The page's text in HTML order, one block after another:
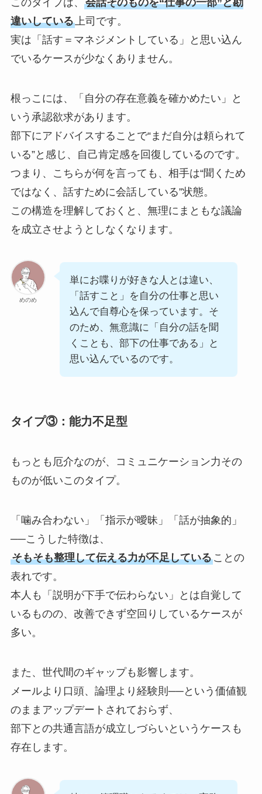
このタイプは、 会話そのものを“仕事の一部”と勘
違いしている上司です。
実は「話す＝マネジメントしている」と思い込ん
でいるケースが少なくありません。
根っこには、「自分の存在意義を確かめたい」と
いう承認欲求があります。
部下にアドバイスすることで“まだ自分は頼られて
いる”と感じ、自己肯定感を回復しているのです。
つまり、こちらが何を言っても、相手は“聞くため
ではなく、話すために会話している”状態。
この構造を理解しておくと、無理にまともな議論
を成立させようとしなくなります。
めのめ
単にお喋りが好きな人とは違い、
「話すこと」を自分の仕事と思い
込んで自尊心を保っています。そ
のため、無意識に「自分の話を聞
くことも、部下の仕事である」と
思い込んでいるのです。
タイプ③：能力不足型
もっとも厄介なのが、コミュニケーション力その
ものが低いこのタイプ。
「噛み合わない」「指示が曖昧」「話が抽象的」
──こうした特徴は、
そもそも整理して伝える力が不足していることの
表れです。
本人も「説明が下手で伝わらない」とは自覚して
いるものの、改善できず空回りしているケースが
多い。
また、世代間のギャップも影響します。
メールより口頭、論理より経験則──という価値観
のままアップデートされておらず、
部下との共通言語が成立しづらいというケースも
存在します。